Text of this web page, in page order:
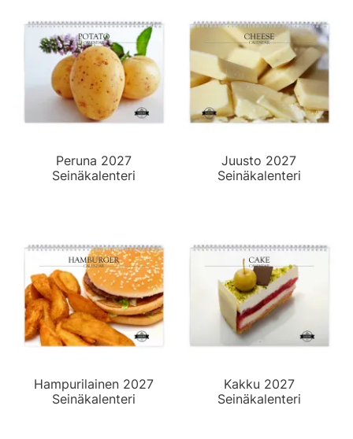
Peruna 2027
Seinäkalenteri
Juusto 2027
Seinäkalenteri
Hampurilainen 2027
Seinäkalenteri
Kakku 2027
Seinäkalenteri